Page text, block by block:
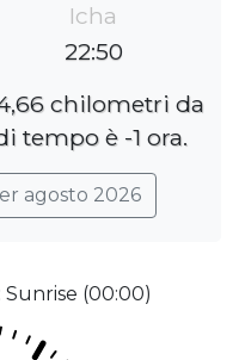
Icha
22:50
chilometri da
tempo è -1 ora.
agosto 2026
Sunrise (00:00)